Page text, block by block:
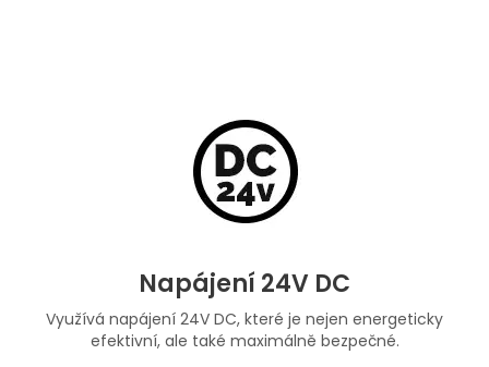
Napájení 24V DC
Využívá napájení 24V DC, které je nejen energeticky
efektivní, ale také maximálně bezpečné.